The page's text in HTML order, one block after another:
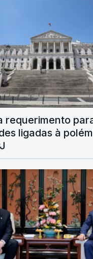
requerimento
ligadas à